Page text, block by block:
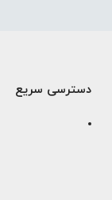
دسترسی سریع